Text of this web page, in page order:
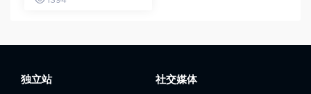
独立站 社交媒体